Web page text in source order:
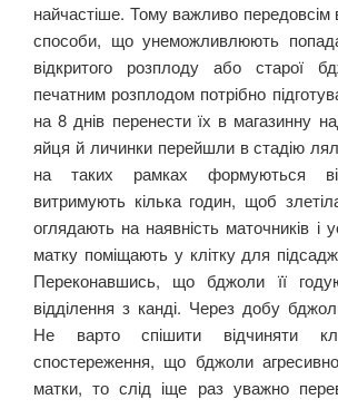
найчастіше. Тому важливо передовсім
способи, що унеможливлюють
відкритого розплоду або старої
печатним розплодом потрібно
на 8 днів перенести їх в магазинну
яйця й личинки перейшли в стадію
на таких рамках формуються
витримують кілька годин, щоб
оглядають на наявність маточників і
матку поміщають у клітку для
Переконавшись, що бджоли її
відділення з канді. Через добу
Не варто спішити відчиняти
спостереження, що бджоли
матки, то слід іще раз уважно